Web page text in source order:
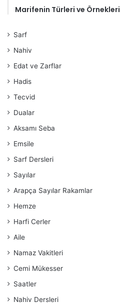
Marifenin Türleri ve Örnekleri
Sarf
Nahiv
Edat ve Zarflar
Hadis
Tecvid
Dualar
Aksamı Seba
Emsile
Sarf Dersleri
Sayılar
Arapça Sayılar Rakamlar
Hemze
Harfi Cerler
Aile
Namaz Vakitleri
Cemi Mükesser
Saatler
Nahiv Dersleri